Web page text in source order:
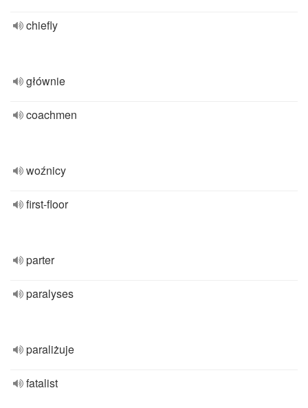
chiefly
głównie
coachmen
woźnicy
first-floor
parter
paralyses
paraliżuje
fatalist